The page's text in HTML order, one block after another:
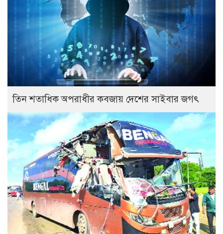
তিন শতাধিক অপরাধীর কবজায় দেশের সাইবার জগৎ